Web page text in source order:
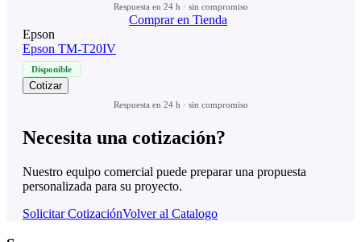
Respuesta en 24 h · sin compromiso
Comprar en Tienda
Epson
Epson TM-T20IV
Disponible
Cotizar
Respuesta en 24 h · sin compromiso
Necesita una cotización?
Nuestro equipo comercial puede preparar una propuesta
personalizada para su proyecto.
Solicitar CotizaciónVolver al Catalogo